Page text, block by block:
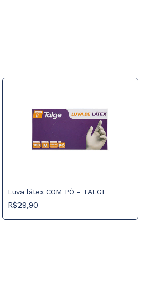
Luva látex COM PÓ - TALGE
R$29,90